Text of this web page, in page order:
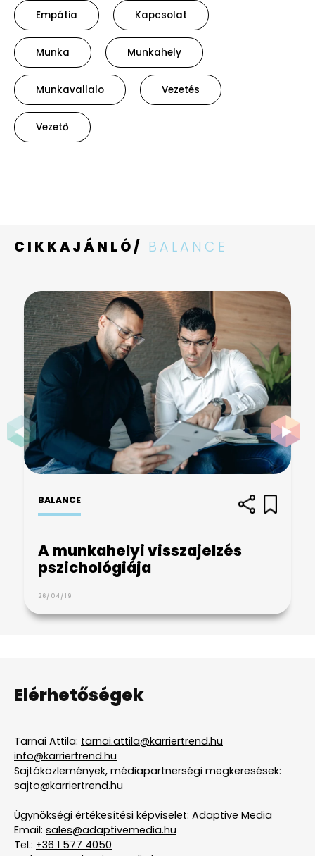
Empátia Kapcsolat
Munka Munkahely
Munkavallalo Vezetés
Vezető
CIKKAJÁNLÓ/ BALANCE
BALANCE
A munkahelyi visszajelzés
pszichológiája
26/04/19
Elérhetőségek
Tarnai Attila: tarnai.attila@karriertrend.hu
info@karriertrend.hu
Sajtóközlemények, médiapartnerségi megkeresések:
sajto@karriertrend.hu
Ügynökségi értékesítési képviselet: Adaptive Media
Email: sales@adaptivemedia.hu
Tel.: +36 1 577 4050